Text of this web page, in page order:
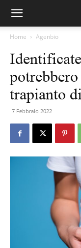
Home Agenbio
trapianto
7 Febbraio 2022